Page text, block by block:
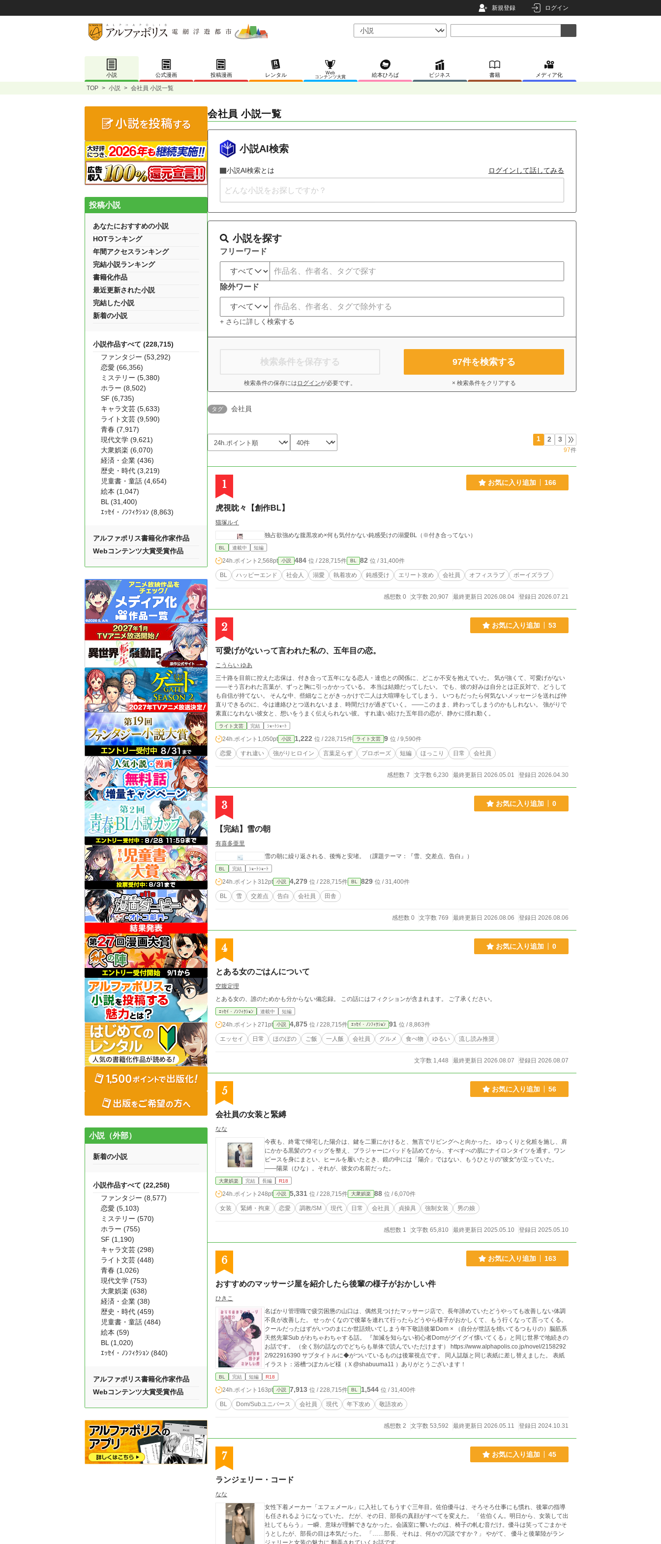
新規登録 ログイン
小説 公式漫画 投稿漫画 レンタル
Web
コンテンツ大賞
絵本ひろば ビジネス 書籍 メディア化
TOP > 小説 > 会社員 小説一覧
会社員 小説一覧
小説AI検索
小説AI検索とは ログインして話してみる
小説を探す
フリーワード
除外ワード
+ さらに詳しく検索する
検索条件を保存する
検索条件の保存には ログインが必要です。
97件を検索する
× 検索条件をクリアする
タグ 会社員
1 2 3
97件
1 お気に入り追加 166
虎視眈々【創作BL】
猫塚ルイ
独占欲強めな腹黒攻め×何も気付かない鈍感受けの溺愛BL（※付き合ってない）
BL 連載中 短編
24h.ポイント 2,568pt 小説 484 位 / 228,715件 BL 82 位 / 31,400件
BL ハッピーエンド 社会人 溺愛 執着攻め 鈍感受け エリート攻め 会社員 オフィスラブ ボーイズラブ
感想数 0 文字数 20,907 最終更新日 2026.08.04 登録日 2026.07.21
2 お気に入り追加 53
可愛げがないって言われた私の、五年目の恋。
こうらい ゆあ
三十路を目前に控えた志保は、付き合って五年になる恋人・達也との関係に、どこか不安を抱えていた。 気が強くて、可愛げがない
――そう言われた言葉が、ずっと胸に引っかかっている。 本当は結婚だってしたい。 でも、彼の好みは自分とは正反対で、どうして
も自信が持てない。 そんな中、些細なことがきっかけで二人は大喧嘩をしてしまう。 いつもだったら何気ないメッセージを送れば仲
直りできるのに、今は連絡ひとつ送れないまま、時間だけが過ぎていく。 ――このまま、終わってしまうのかもしれない。 強がりで
素直になれない彼女と、想いをうまく伝えられない彼。 すれ違い続けた五年目の恋が、静かに揺れ動く。
ライト文芸 完結 ｼｮｰﾄｼｮｰﾄ
24h.ポイント 1,050pt 小説 1,222 位 / 228,715件 ライト文芸 9 位 / 9,590件
恋愛 すれ違い 強がりヒロイン 言葉足らず プロポーズ 短編 ほっこり 日常 会社員
感想数 7 文字数 6,230 最終更新日 2026.05.01 登録日 2026.04.30
3 お気に入り追加 0
【完結】雪の朝
有喜多亜里
雪の朝に繰り返される、後悔と安堵。 （課題テーマ：『雪、交差点、告白』）
BL 完結 ｼｮｰﾄｼｮｰﾄ
24h.ポイント 312pt 小説 4,279 位 / 228,715件 BL 829 位 / 31,400件
BL 雪 交差点 告白 会社員 田舎
感想数 0 文字数 769 最終更新日 2026.08.06 登録日 2026.08.06
4 お気に入り追加 0
とある女のごはんについて
空腹定理
とある女の、誰のためかも分からない備忘録。 この話にはフィクションが含まれます。 ご了承ください。
ｴｯｾｲ・ﾉﾝﾌｨｸｼｮﾝ 連載中 短編
24h.ポイント 271pt 小説 4,875 位 / 228,715件 ｴｯｾｲ・ﾉﾝﾌｨｸｼｮﾝ 91 位 / 8,863件
エッセイ 日常 ほのぼの ご飯 一人飯 会社員 グルメ 食べ物 ゆるい 流し読み推奨
文字数 1,448 最終更新日 2026.08.07 登録日 2026.08.07
5 お気に入り追加 56
会社員の女装と緊縛
なな
今夜も、終電で帰宅した陽介は、鍵を二重にかけると、無言でリビングへと向かった。 ゆっくりと化粧を施し、肩
にかかる黒髪のウィッグを整え、ブラジャーにパッドを詰めてから、すべすべの肌にナイロンタイツを通す。ワン
ピースを身にまとい、ヒールを履いたとき、鏡の中には「陽介」ではない、もうひとりの"彼女"が立っていた。
——陽菜（ひな）。それが、彼女の名前だった。
大衆娯楽 完結 長編 R18
24h.ポイント 248pt 小説 5,331 位 / 228,715件 大衆娯楽 88 位 / 6,070件
女装 緊縛・拘束 恋愛 調教/SM 現代 日常 会社員 貞操具 強制女装 男の娘
感想数 1 文字数 65,810 最終更新日 2025.05.10 登録日 2025.05.10
6 お気に入り追加 163
おすすめのマッサージ屋を紹介したら後輩の様子がおかしい件
ひきこ
名ばかり管理職で疲労困憊の山口は、偶然見つけたマッサージ店で、長年諦めていたどうやっても改善しない体調
不良が改善した。 せっかくなので後輩を連れて行ったらどうやら様子がおかしくて、もう行くなって言ってくる。
クールだったはずがいつのまにか世話焼いてしまう年下敬語後輩Dom × （自分が世話を焼いてるつもりの）脳筋系
天然先輩Sub がわちゃわちゃする話。 『加減を知らない初心者Domがグイグイ懐いてくる』と同じ世界で地続きの
お話です。 （全く別の話なのでどちらも単体で読んでいただけます） https://www.alphapolis.co.jp/novel/2158292
2/922916390 サブタイトルに◆がついているものは後輩視点です。 同人誌版と同じ表紙に差し替えました。 表紙
イラスト：浴槽つぼカルビ様（Ｘ@shabuuma11 ）ありがとうございます！
BL 完結 短編 R18
24h.ポイント 163pt 小説 7,913 位 / 228,715件 BL 1,544 位 / 31,400件
BL Dom/Subユニバース 会社員 現代 年下攻め 敬語攻め
感想数 2 文字数 53,592 最終更新日 2026.05.11 登録日 2024.10.31
7 お気に入り追加 45
ランジェリー・コード
なな
女性下着メーカー「エフェメール」に入社してもうすぐ三年目。佐伯優斗は、そろそろ仕事にも慣れ、後輩の指導
も任されるようになっていた。 だが、その日、部長の真顔がすべてを変えた。 「佐伯くん。明日から、女装して出
社してもらう」 一瞬、意味が理解できなかった。会議室に響いたのは、椅子の軋む音だけ。優斗は笑ってごまかそ
うとしたが、部長の目は本気だった。 「……部長、それは、何かの冗談ですか？」 やがて、 優斗と後輩陸がラン
ジェリーと女装の魅力に 翻弄されていくお話です。
投稿小説
あなたにおすすめの小説
HOTランキング
年間アクセスランキング
完結小説ランキング
書籍化作品
最近更新された小説
完結した小説
新着の小説
小説作品すべて (228,715)
ファンタジー (53,292)
恋愛 (66,356)
ミステリー (5,380)
ホラー (8,502)
SF (6,735)
キャラ文芸 (5,633)
ライト文芸 (9,590)
青春 (7,917)
現代文学 (9,621)
大衆娯楽 (6,070)
経済・企業 (436)
歴史・時代 (3,219)
児童書・童話 (4,654)
絵本 (1,047)
BL (31,400)
ｴｯｾｲ・ﾉﾝﾌｨｸｼｮﾝ (8,863)
アルファポリス書籍化作家作品
Webコンテンツ大賞受賞作品
小説（外部）
新着の小説
小説作品すべて (22,258)
ファンタジー (8,577)
恋愛 (5,103)
ミステリー (570)
ホラー (755)
SF (1,190)
キャラ文芸 (298)
ライト文芸 (448)
青春 (1,026)
現代文学 (753)
大衆娯楽 (638)
経済・企業 (38)
歴史・時代 (459)
児童書・童話 (484)
絵本 (59)
BL (1,020)
ｴｯｾｲ・ﾉﾝﾌｨｸｼｮﾝ (840)
アルファポリス書籍化作家作品
Webコンテンツ大賞受賞作品